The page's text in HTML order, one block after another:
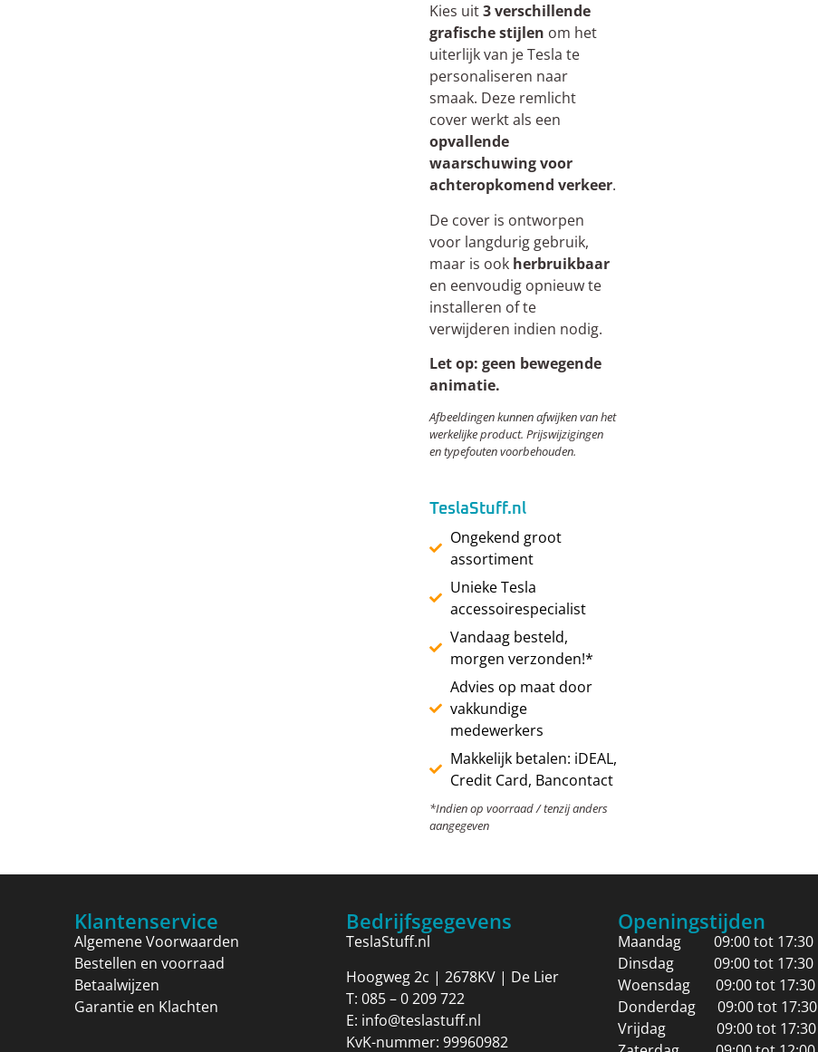
Kies uit3 verschillende
grafische stijlen om het
uiterlijk van je Tesla te
personaliseren naar
smaak. Deze remlicht
cover werkt als een
opvallende
waarschuwing voor
achteropkomend verkeer.
De cover is ontworpen
voor langdurig gebruik,
maar is ook herbruikbaar
en eenvoudig opnieuw te
installeren of te
verwijderen indien nodig.
Let op: geen bewegende
animatie.
Afbeeldingen kunnen afwijken van het
werkelijke product. Prijswijzigingen
en typefouten voorbehouden.
TeslaStuff.nl
Ongekend groot
assortiment
Unieke Tesla
accessoirespecialist
Vandaag besteld,
morgen verzonden!*
Advies op maat door
vakkundige
medewerkers
Makkelijk betalen: iDEAL,
Credit Card, Bancontact
*Indien op voorraad / tenzij anders
aangegeven
Klantenservice
Algemene Voorwaarden
Bestellen en voorraad
Betaalwijzen
Garantie en Klachten
Bedrijfsgegevens
TeslaStuff.nl
Hoogweg 2c | 2678KV | De Lier
T: 085 – 0 209 722
E: info@teslastuff.nl
KvK-nummer: 99960982
Openingstijden
Maandag 09:00 tot 17:30
Dinsdag 09:00 tot 17:30
Woensdag 09:00 tot 17:30
Donderdag 09:00 tot 17:30
Vrijdag 09:00 tot 17:30